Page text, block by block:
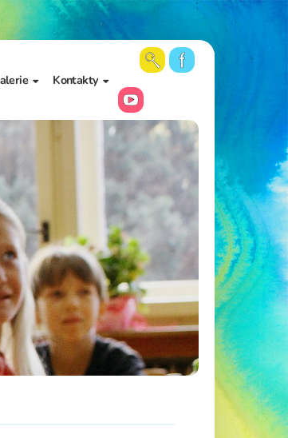
fotky
fotogalerií
Kontakty
Vedení školy
Kancelář školy
Zájmové vzdělávání
Školní poradenské
pracoviště
Učitelé
Asistenti pedagoga
Napište nám